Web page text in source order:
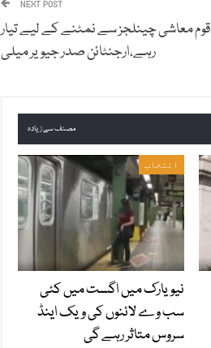
NEXT POST
قوم معاشی چینلجز سے نمٹنے کے لیے تیار
رہے،ارجنٹائن صدر جیویر میلی
مصنف سے زیادہ
انتخاب
نیویارک میں اگست میں کئی
سب وے لائنوں کی ویک اینڈ
سروس متاثر رہے گی